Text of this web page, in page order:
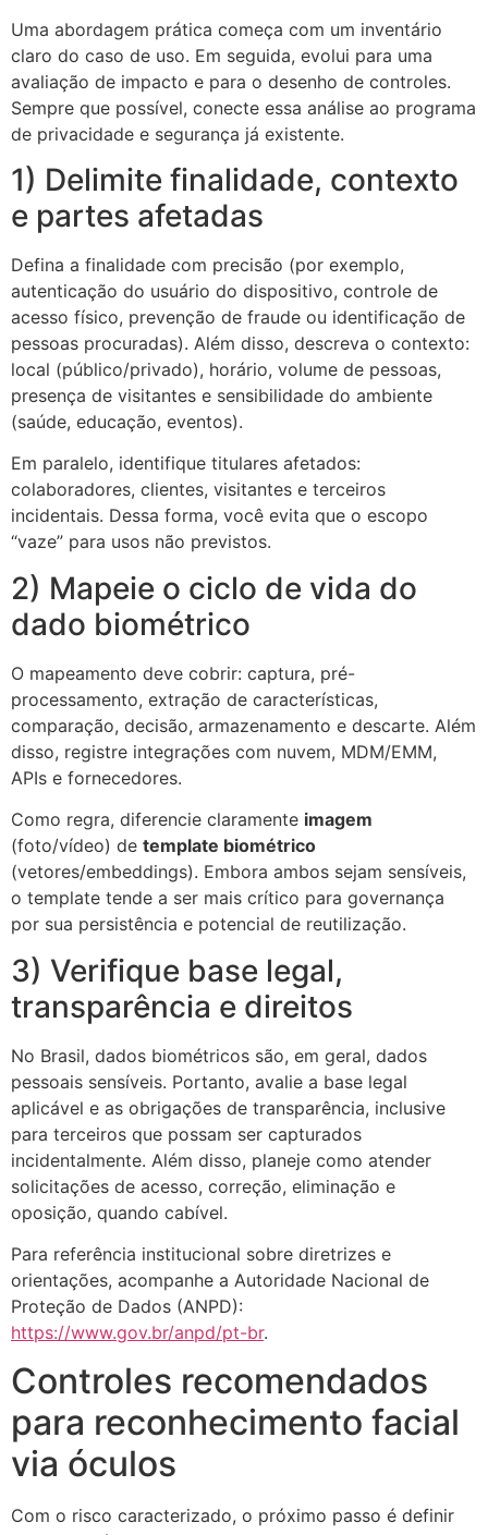
Uma abordagem prática começa com um inventário
claro do caso de uso. Em seguida, evolui para uma
avaliação de impacto e para o desenho de controles.
Sempre que possível, conecte essa análise ao programa
de privacidade e segurança já existente.
1) Delimite finalidade, contexto
e partes afetadas
Defina a finalidade com precisão (por exemplo,
autenticação do usuário do dispositivo, controle de
acesso físico, prevenção de fraude ou identificação de
pessoas procuradas). Além disso, descreva o contexto:
local (público/privado), horário, volume de pessoas,
presença de visitantes e sensibilidade do ambiente
(saúde, educação, eventos).
Em paralelo, identifique titulares afetados:
colaboradores, clientes, visitantes e terceiros
incidentais. Dessa forma, você evita que o escopo
“vaze” para usos não previstos.
2) Mapeie o ciclo de vida do
dado biométrico
O mapeamento deve cobrir: captura, pré-
processamento, extração de características,
comparação, decisão, armazenamento e descarte. Além
disso, registre integrações com nuvem, MDM/EMM,
APIs e fornecedores.
Como regra, diferencie claramente imagem
(foto/vídeo) de template biométrico
(vetores/embeddings). Embora ambos sejam sensíveis,
o template tende a ser mais crítico para governança
por sua persistência e potencial de reutilização.
3) Verifique base legal,
transparência e direitos
No Brasil, dados biométricos são, em geral, dados
pessoais sensíveis. Portanto, avalie a base legal
aplicável e as obrigações de transparência, inclusive
para terceiros que possam ser capturados
incidentalmente. Além disso, planeje como atender
solicitações de acesso, correção, eliminação e
oposição, quando cabível.
Para referência institucional sobre diretrizes e
orientações, acompanhe a Autoridade Nacional de
Proteção de Dados (ANPD):
https://www.gov.br/anpd/pt-br.
Controles recomendados
para reconhecimento facial
via óculos
Com o risco caracterizado, o próximo passo é definir